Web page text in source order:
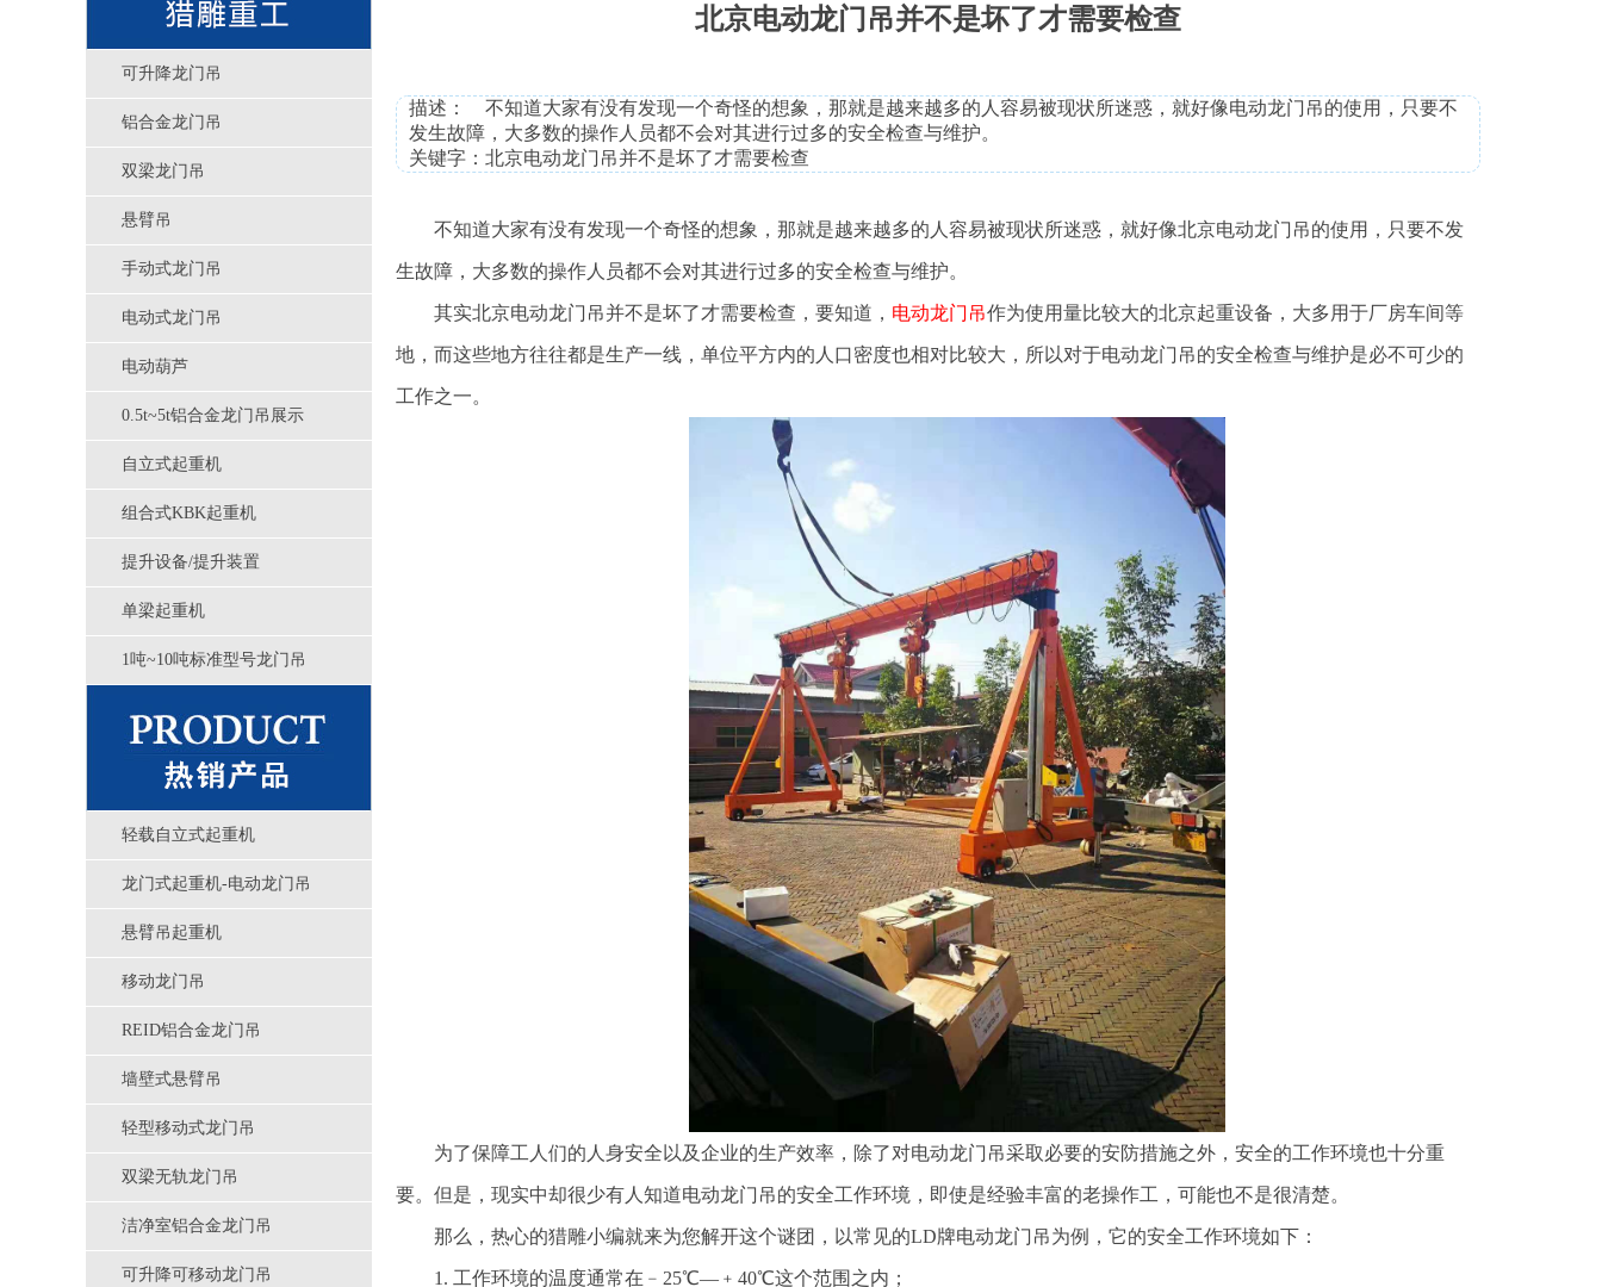
可升降龙门吊
铝合金龙门吊
双梁龙门吊
悬臂吊
手动式龙门吊
电动式龙门吊
电动葫芦
0.5t~5t铝合金龙门吊展示
自立式起重机
组合式KBK起重机
提升设备/提升装置
单梁起重机
1吨~10吨标准型号龙门吊
轻载自立式起重机
龙门式起重机-电动龙门吊
悬臂吊起重机
移动龙门吊
REID铝合金龙门吊
墙壁式悬臂吊
轻型移动式龙门吊
双梁无轨龙门吊
洁净室铝合金龙门吊
可升降可移动龙门吊
北京电动龙门吊并不是坏了才需要检查
描述： 不知道大家有没有发现一个奇怪的想象，那就是越来越多的人容易被现状所迷惑，就好像电动龙门吊的使用，只要不
发生故障，大多数的操作人员都不会对其进行过多的安全检查与维护。
关键字：北京电动龙门吊并不是坏了才需要检查
不知道大家有没有发现一个奇怪的想象，那就是越来越多的人容易被现状所迷惑，就好像北京电动龙门吊的使用，只要不发
生故障，大多数的操作人员都不会对其进行过多的安全检查与维护。
其实北京电动龙门吊并不是坏了才需要检查，要知道， 电动龙门吊作为使用量比较大的北京起重设备，大多用于厂房车间等
地，而这些地方往往都是生产一线，单位平方内的人口密度也相对比较大，所以对于电动龙门吊的安全检查与维护是必不可少的
工作之一。
为了保障工人们的人身安全以及企业的生产效率，除了对电动龙门吊采取必要的安防措施之外，安全的工作环境也十分重
要。但是，现实中却很少有人知道电动龙门吊的安全工作环境，即使是经验丰富的老操作工，可能也不是很清楚。
那么，热心的猎雕小编就来为您解开这个谜团，以常见的LD牌电动龙门吊为例，它的安全工作环境如下：
1. 工作环境的温度通常在﹣25℃—﹢40℃这个范围之内；